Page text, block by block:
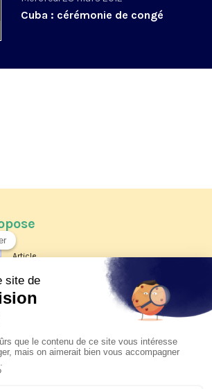
Cuba : cérémonie de congé
Article
Les reportages d'été 2026 de KTO
La visite pastorale du pape Léon
XIV à Assise à suivre sur KTO le
jeudi 6 août